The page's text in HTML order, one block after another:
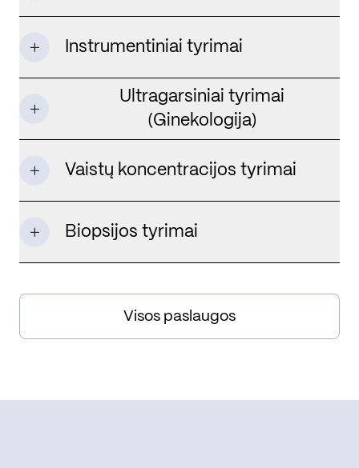
Instrumentiniai tyrimai
Ultragarsiniai tyrimai
(Ginekologija)
Vaistų koncentracijos tyrimai
Biopsijos tyrimai
Visos paslaugos